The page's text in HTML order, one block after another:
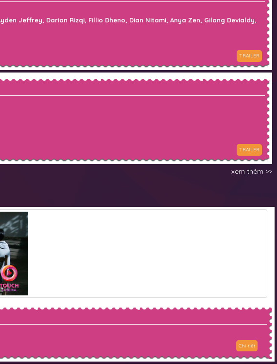
Jeffrey, Darian Rizqi, Fillio Dheno, Dian Nitami, Anya Zen, Gilang Devialdy,
TRAILER
TRAILER
xem thêm >>
Chi tiết